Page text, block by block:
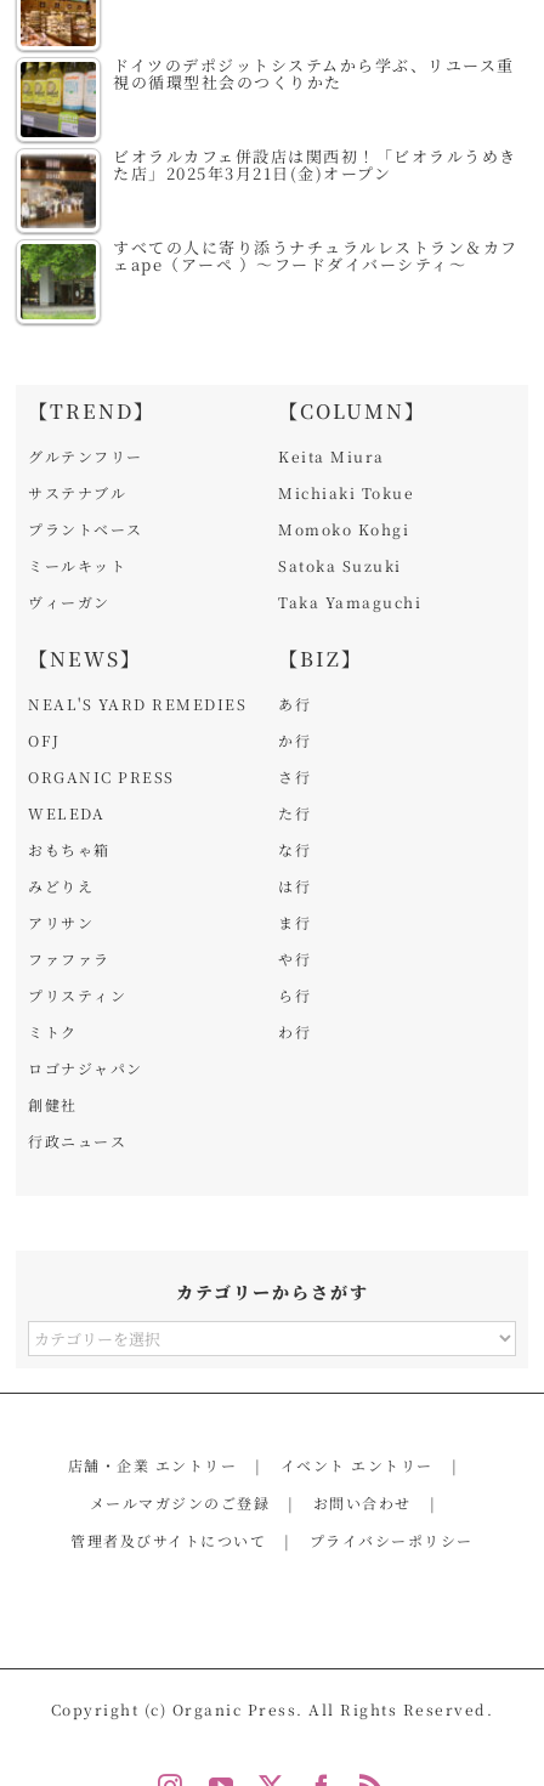
ドイツのデポジットシステムから学ぶ、リユース重
視の循環型社会のつくりかた
ビオラルカフェ併設店は関西初！「ビオラルうめき
た店」2025年3月21日(金)オープン
すべての人に寄り添うナチュラルレストラン＆カフ
ェape（アーペ ）～フードダイバーシティ～
【TREND】
グルテンフリー
サステナブル
プラントベース
ミールキット
ヴィーガン
【NEWS】
NEAL'S YARD REMEDIES
OFJ
ORGANIC PRESS
WELEDA
おもちゃ箱
みどりえ
アリサン
ファファラ
プリスティン
ミトク
ロゴナジャパン
創健社
行政ニュース
【COLUMN】
Keita Miura
Michiaki Tokue
Momoko Kohgi
Satoka Suzuki
Taka Yamaguchi
【BIZ】
あ行
か行
さ行
た行
な行
は行
ま行
や行
ら行
わ行
カテゴリーからさがす
カ
店舗・企業 エントリー
イベント エントリー
メールマガジンのご登録
お問い合わせ
管理者及びサイトについて
プライバシーポリシー
Copyright (c) Organic Press. All Rights Reserved.